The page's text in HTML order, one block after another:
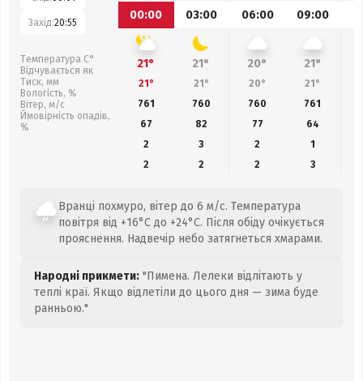
Захід:20:55
Температура С°
Відчувається як
Тиск, мм
Вологість, %
Вітер, м/с
Ймовірність опадів,
%
00:00
03:00 06:00 09:00
21° 21° 20° 21°
21° 21° 20° 21°
761
760 760 761
67
82 77 64
2
3 2
1
2
2 2 3
Вранці похмуро, вітер до 6 м/с. Температура
повітря від +16°C до +24°C. Після обіду очікується
прояснення. Надвечір небо затягнеться хмарами.
Народні прикмети: "Пимена. Лелеки відлітають у
теплі краї. Якщо відлетіли до цього дня — зима буде
ранньою."